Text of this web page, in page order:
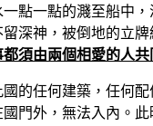
點一點的濺至船中
深神，被倒地的立
須由兩個相愛的人
的任何建築，任何
門外，無法入內。